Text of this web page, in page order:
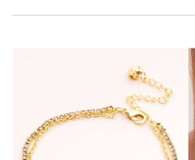
W tym artykule znajdziesz